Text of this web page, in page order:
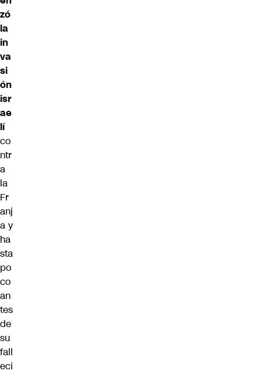
zó
la
in
va
si
ón
isr
ae
lí
co
ntr
a
la
Fr
anj
a y
ha
sta
po
co
an
tes
de
su
fall
eci